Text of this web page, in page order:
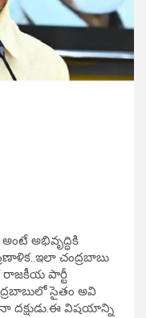
అభివృద్ధికి
చంద్రబాబు
రాజకీయ పార్టీ
సైతం అవి
దక్షుడు.ఈ విషయాన్ని